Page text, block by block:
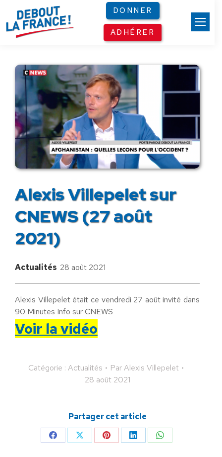
DONNER
ADHÉRER
Alexis Villepelet sur
CNEWS (27 août
2021)
Actualités 28 août 2021
Alexis Villepelet était ce vendredi 27 août invité dans
90 Minutes Info sur CNEWS
Voir la vidéo
Catégorie : Actualités ParAlexis Villepelet
28 août 2021
Partager cet article
PartagerPartagerPartagerPartagerPartager
Panneau de gestion des cookies